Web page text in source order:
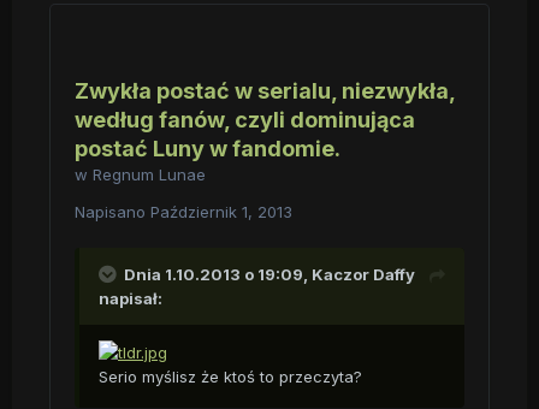
Zwykła postać w serialu, niezwykła,
według fanów, czyli dominująca
postać Luny w fandomie.
w Regnum Lunae
Napisano Październik 1, 2013
Dnia 1.10.2013 o 19:09, Kaczor Daffy
napisał:
Serio myślisz że ktoś to przeczyta?